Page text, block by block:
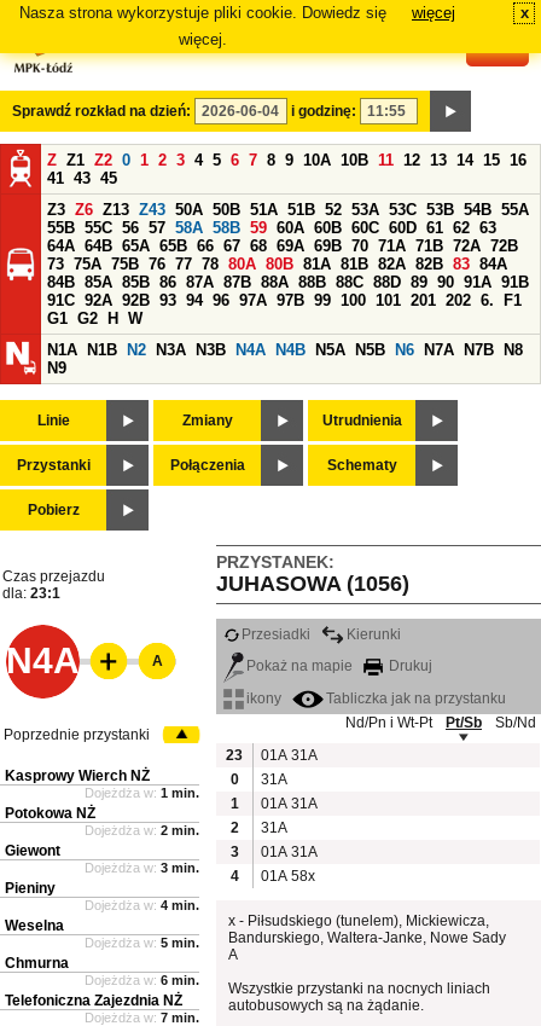
Nasza strona wykorzystuje pliki cookie. Dowiedz się
więcej.
więcej x
Sprawdź rozkład na dzień: i godzinę:
Z Z1 Z2 0 1 2 3 4 5 6 7 8 9 10A 10B 11 12 13 14 15 16
41 43 45
Z3 Z6 Z13 Z43 50A 50B 51A 51B 52 53A 53C 53B 54B 55A
55B 55C 56 57 58A 58B 59 60A 60B 60C 60D 61 62 63
64A 64B 65A 65B 66 67 68 69A 69B 70 71A 71B 72A 72B
73 75A 75B 76 77 78 80A 80B 81A 81B 82A 82B 83 84A
84B 85A 85B 86 87A 87B 88A 88B 88C 88D 89 90 91A 91B
91C 92A 92B 93 94 96 97A 97B 99 100 101 201 202 6.
F1
G1 G2 H
W
N1A
N1B N2 N3A N3B N4A N4B N5A N5B N6 N7A N7B
N8
N9
Linie Zmiany Utrudnienia
Przystanki Połączenia Schematy
Pobierz
PRZYSTANEK:
JUHASOWA (1056)
Czas przejazdu
dla: 23:1
N4A
Przesiadki
Kierunki
Pokaż na mapie
Drukuj
ikony
Tabliczka jak na przystanku
Nd/Pn i Wt-Pt
Pt/Sb
Sb/Nd
23
01A 31A
0
31A
1
01A 31A
2
31A
3
01A 31A
4
01A 58x
x - Piłsudskiego (tunelem), Mickiewicza,
Bandurskiego, Waltera-Janke, Nowe Sady
A
Wszystkie przystanki na nocnych liniach
autobusowych są na żądanie.
A
Poprzednie przystanki
Kasprowy Wierch NŻ
Dojeżdża w: 1 min.
Potokowa NŻ
Dojeżdża w: 2 min.
Giewont
Dojeżdża w: 3 min.
Pieniny
Dojeżdża w: 4 min.
Weselna
Dojeżdża w: 5 min.
Chmurna
Dojeżdża w: 6 min.
Telefoniczna Zajezdnia NŻ
Dojeżdża w: 7 min.